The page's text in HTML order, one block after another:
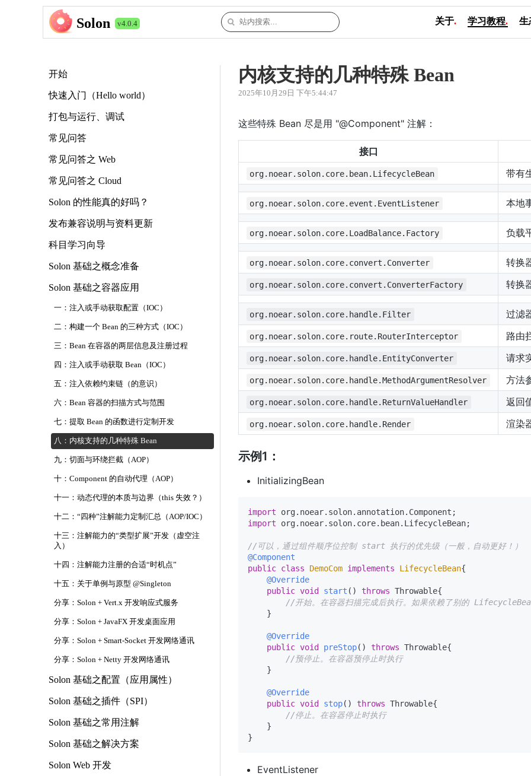
Solon v4.0.4 关于. 学习教程. 生
开始
快速入门（Hello world）
打包与运行、调试
常见问答
常见问答之 Web
常见问答之 Cloud
Solon 的性能真的好吗？
发布兼容说明与资料更新
科目学习向导
Solon 基础之概念准备
Solon 基础之容器应用
一：注入或手动获取配置（IOC）
二：构建一个 Bean 的三种方式（IOC）
三：Bean 在容器的两层信息及注册过程
四：注入或手动获取 Bean（IOC）
五：注入依赖约束链（的意识）
六：Bean 容器的扫描方式与范围
七：提取 Bean 的函数进行定制开发
八：内核支持的几种特殊 Bean
九：切面与环绕拦截（AOP）
十：Component 的自动代理（AOP）
十一：动态代理的本质与边界（this 失效？）
十二：“四种”注解能力定制汇总（AOP/IOC）
十三：注解能力的“类型扩展”开发（虚空注
入）
十四：注解能力注册的合适“时机点”
十五：关于单例与原型 @Singleton
分享：Solon + Vert.x 开发响应式服务
分享：Solon + JavaFX 开发桌面应用
分享：Solon + Smart-Socket 开发网络通讯
分享：Solon + Netty 开发网络通讯
Solon 基础之配置（应用属性）
Solon 基础之插件（SPI）
Solon 基础之常用注解
Solon 基础之解决方案
Solon Web 开发
内核支持的几种特殊 Bean
2025年10月29日 下午5:44:47
这些特殊 Bean 尽是用 "@Component" 注解：
接口
org.noear.solon.core.bean.LifecycleBean 带有
org.noear.solon.core.event.EventListener 本地
org.noear.solon.core.LoadBalance.Factory 负载
org.noear.solon.core.convert.Converter 转换
org.noear.solon.core.convert.ConverterFactory 转换
org.noear.solon.core.handle.Filter 过滤
org.noear.solon.core.route.RouterInterceptor 路由
org.noear.solon.core.handle.EntityConverter 请求
org.noear.solon.core.handle.MethodArgumentResolver 方法
org.noear.solon.core.handle.ReturnValueHandler 返回
org.noear.solon.core.handle.Render 渲染
示例1：
InitializingBean
import
import org.noear.solon.core.bean.LifecycleBean;
//可以，通过组件顺序位控制 start 执行的优先级（一般，自动更好！）
@Component
public class DemoCom implements LifecycleBean{
@Override
public void start () throws Throwable{
//开始。在容器扫描完成后执行。如果依赖了别的
    }
@Override
public void preStop() throws Throwable{
//预停止。在容器预停止时执行
    }
@Override
public void stop() throws Throwable{
//停止。在容器停止时执行
    }
EventListener